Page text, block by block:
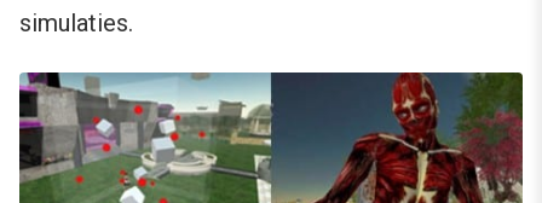
simulaties.